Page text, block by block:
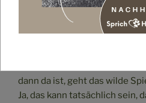
Trainiere mit deinem Hund,
dann da ist, geht das wilde
Ja, das kann tatsächlich sein,